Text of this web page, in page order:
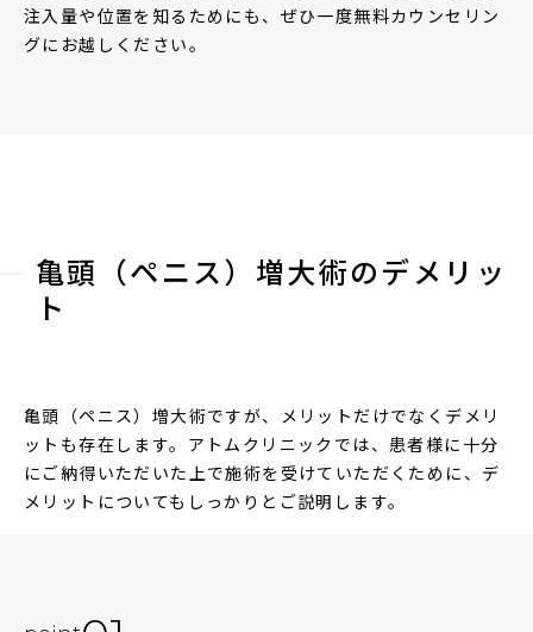
注入量や位置を知るためにも、ぜひ一度無料カウンセリン
グにお越しください。
亀頭（ペニス）増大術のデメリッ
ト
亀頭（ペニス）増大術ですが、メリットだけでなくデメリ
ットも存在します。アトムクリニックでは、患者様に十分
にご納得いただいた上で施術を受けていただくために、デ
メリットについてもしっかりとご説明します。